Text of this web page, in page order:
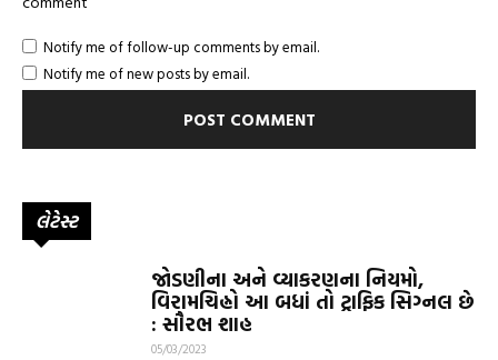
Notify me of follow-up comments by email.
Notify me of new posts by email.
લેટેસ્ટ
જોડણીના અને વ્યાકરણના નિયમો,
વિરામચિહ્નો આ બધાં તો ટ્રાફિક સિગ્નલ છે
: સૌરભ શાહ
05/03/2023